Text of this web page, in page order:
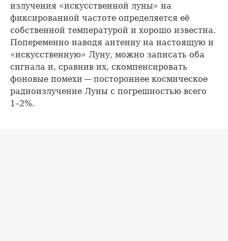
излучения «искусственной луны» на
фиксированной частоте определяется её
собственной температурой и хорошо известна.
Попеременно наводя антенну на настоящую и
«искусственную» Луну, можно записать оба
сигнала и, сравнив их, скомпенсировать
фоновые помехи — постороннее космическое
радиоизлучение Луны с погрешностью всего
1–2%.